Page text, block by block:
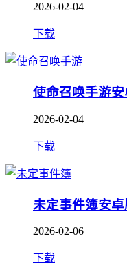
2026-02-04
下载
使命召唤手游
2026-02-04
下载
未定事件簿安卓
2026-02-06
下载